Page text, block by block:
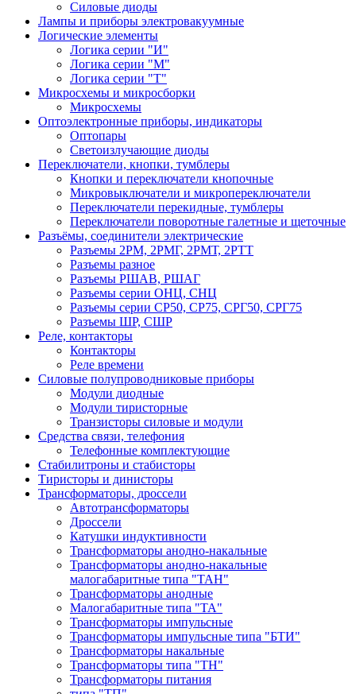
Силовые диоды
Лампы и приборы электровакуумные
Логические элементы
Логика серии "И"
Логика серии "М"
Логика серии "Т"
Микросхемы и микросборки
Микросхемы
Оптоэлектронные приборы, индикаторы
Оптопары
Светоизлучающие диоды
Переключатели, кнопки, тумблеры
Кнопки и переключатели кнопочные
Микровыключатели и микропереключатели
Переключатели перекидные, тумблеры
Переключатели поворотные галетные и щеточные
Разъёмы, соединители электрические
Разъемы 2РМ, 2РМГ, 2РМТ, 2РТТ
Разъемы разное
Разъемы РШАВ, РШАГ
Разъемы серии ОНЦ, СНЦ
Разъемы серии СР50, СР75, СРГ50, СРГ75
Разъемы ШР, СШР
Реле, контакторы
Контакторы
Реле времени
Силовые полупроводниковые приборы
Модули диодные
Модули тиристорные
Транзисторы силовые и модули
Средства связи, телефония
Телефонные комплектующие
Стабилитроны и стабисторы
Тиристоры и динисторы
Трансформаторы, дроссели
Автотрансформаторы
Дроссели
Катушки индуктивности
Трансформаторы анодно-накальные
Трансформаторы анодно-накальные
малогабаритные типа "ТАН"
Трансформаторы анодные
Малогабаритные типа "ТА"
Трансформаторы импульсные
Трансформаторы импульсные типа "БТИ"
Трансформаторы накальные
Трансформаторы типа "ТН"
Трансформаторы питания